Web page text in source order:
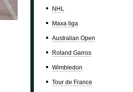
NHL
Maxa liga
Australian Open
Roland Garros
Wimbledon
Tour de France